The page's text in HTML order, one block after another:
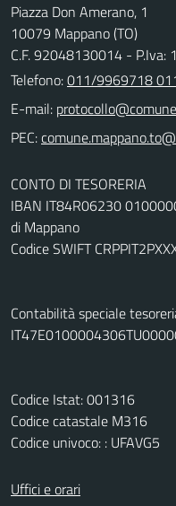
Piazza Don Amerano, 1
10079 Mappano (TO)
C.F. 92048130014 -
Telefono:011/9969718
E-mail:
PEC:
CONTO DI TESORERIA
IBAN IT84R06230
di Mappano
Codice SWIFT
Contabilità speciale
Codice Istat: 001316
Codice catastale M316
Codice univoco: : UFAVG5
Uffici e orari